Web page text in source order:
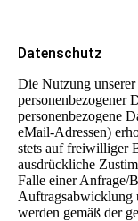
Datenschutz
Die Nutzung
personenbezogener
personenbezogene
eMail-Adressen)
stets auf freiwilliger
ausdrückliche
Falle einer Anfrage/
Auftragsabwicklung
werden gemäß der